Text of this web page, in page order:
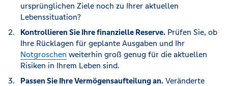
ursprünglichen Ziele noch zu Ihrer aktuellen
Lebenssituation?
Kontrollieren Sie Ihre finanzielle Reserve. Prüfen Sie, ob
Ihre Rücklagen für geplante Ausgaben und Ihr
Notgroschen weiterhin groß genug für die aktuellen
Risiken in Ihrem Leben sind.
Passen Sie Ihre Vermögensaufteilung an. Veränderte